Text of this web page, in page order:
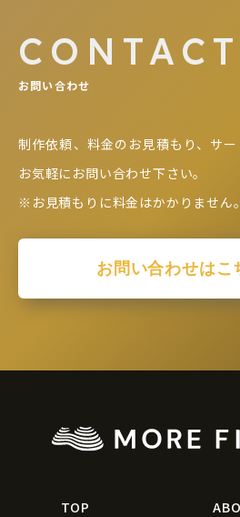
CONTACT
お問い合わせ
制作依頼、料金のお見積もり、サ
お気軽にお問い合わせ下さい。
※お見積もりに料金はかかりません。
お問い合わせはこ
TOP